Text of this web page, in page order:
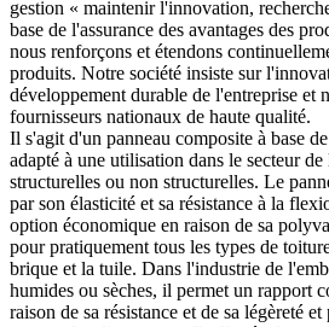
gestion « maintenir l'innovation,
base de l'assurance des avantages des
nous renforçons et étendons
produits. Notre société insiste sur
développement durable de l'entreprise et
fournisseurs nationaux de haute qualité.
Il s'agit d'un panneau composite à base
adapté à une utilisation dans le secteur
structurelles ou non structurelles. Le
par son élasticité et sa résistance à la
option économique en raison de sa
pour pratiquement tous les types de
brique et la tuile. Dans l'industrie de
humides ou sèches, il permet un rapport
raison de sa résistance et de sa légèreté